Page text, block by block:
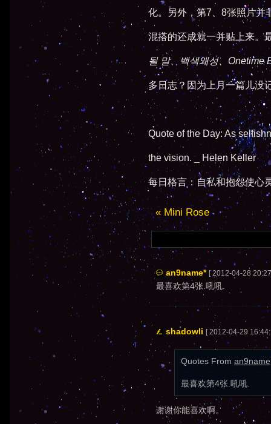
化。另外，第7、8张照片并
混搭的还成就一并贴上来。
될 말、백색왜성、Onetime
多日志？因为上月一篇儿没
Quote of the Day: As
the vision. _ Helen Keller
每日格言：自私和抱怨使心
« Mini Rose
an9name* [ 2012-04-28
最喜欢第4张.吼吼.
shadowli [ 2012-04-29
Quotes From an9name
最喜欢第4张.吼吼.
谢谢你能喜欢啊。